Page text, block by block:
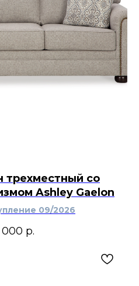
трехместный со
Ashley Gaelon
09/2026
000 р.